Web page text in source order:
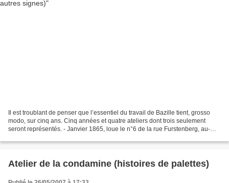
Il est troublant de penser que l’essentiel du travail de Bazille tient, grosso
modo, sur cinq ans. Cinq années et quatre ateliers dont trois seulement
seront représentés. - Janvier 1865, loue le n°6 de la rue Furstenberg, au-
Atelier de la condamine (histoires de palettes)